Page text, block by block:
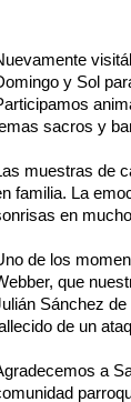
y Sol
sacros y
muestras de
familia. La
en
de los
que
Sánchez
de un
a